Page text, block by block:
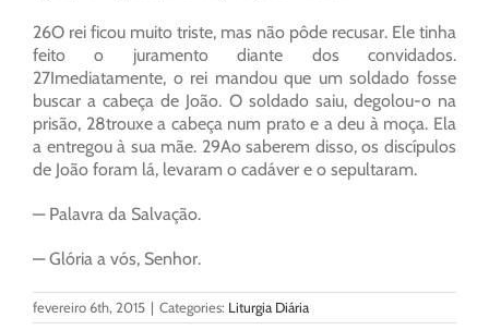
26O rei ficou muito triste, mas não pôde recusar. Ele tinha
feito o juramento diante dos convidados.
27Imediatamente, o rei mandou que um soldado fosse
buscar a cabeça de João. O soldado saiu, degolou-o na
prisão, 28trouxe a cabeça num prato e a deu à moça. Ela
a entregou à sua mãe. 29Ao saberem disso, os discípulos
de João foram lá, levaram o cadáver e o sepultaram.
— Palavra da Salvação.
— Glória a vós, Senhor.
fevereiro 6th, 2015 | Categories: Liturgia Diária